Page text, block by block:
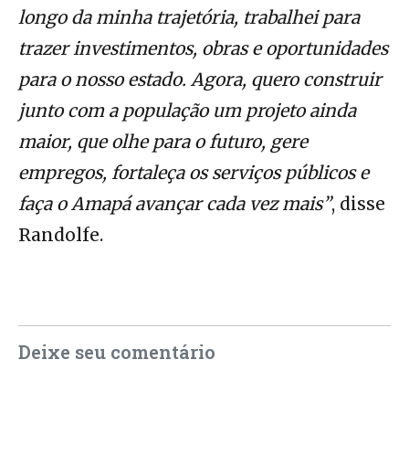
longo da minha trajetória, trabalhei para
trazer investimentos, obras e oportunidades
para o nosso estado. Agora, quero construir
junto com a população um projeto ainda
maior, que olhe para o futuro, gere
empregos, fortaleça os serviços públicos e
faça o Amapá avançar cada vez mais”, disse
Randolfe.
Deixe seu comentário